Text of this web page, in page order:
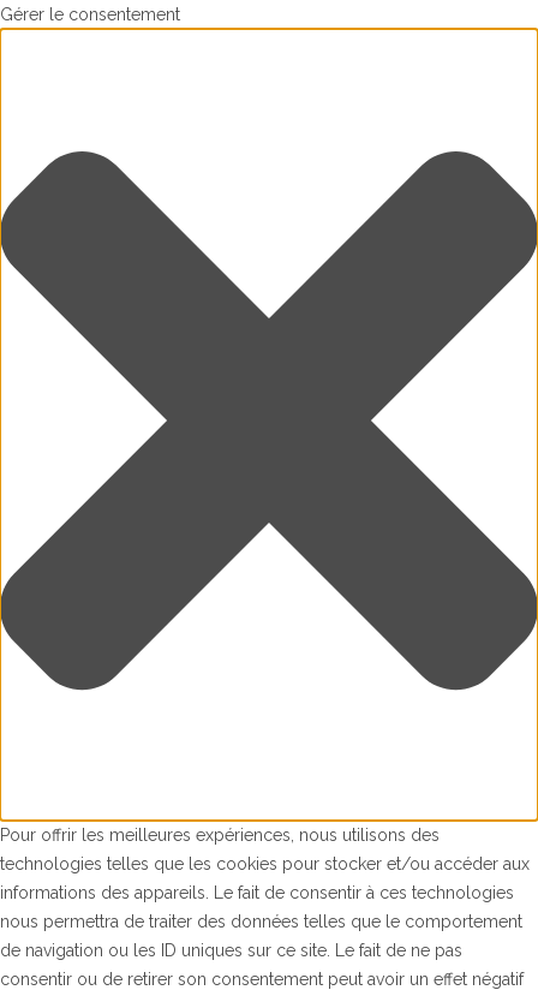
Gérer le consentement
Pour offrir les meilleures expériences, nous utilisons des
technologies telles que les cookies pour stocker et/ou accéder aux
informations des appareils. Le fait de consentir à ces technologies
nous permettra de traiter des données telles que le comportement
de navigation ou les ID uniques sur ce site. Le fait de ne pas
consentir ou de retirer son consentement peut avoir un effet négatif